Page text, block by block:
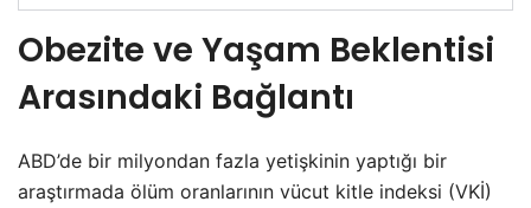
Obezite ve Yaşam Beklentisi
Arasındaki Bağlantı
ABD’de bir milyondan fazla yetişkinin yaptığı bir
araştırmada ölüm oranlarının vücut kitle indeksi (VKİ)